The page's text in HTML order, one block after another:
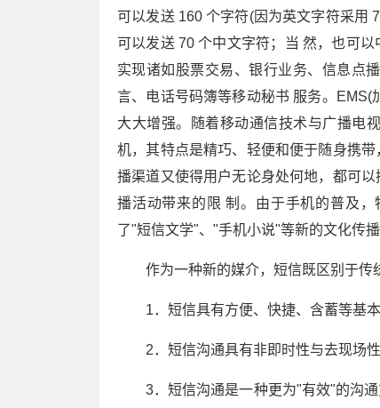
可以发送 160 个字符(因为英文字符采用
可以发送 70 个中文字符；当 然，也可
实现诸如股票交易、银行业务、信息点
言、电话号码簿等移动秘书 服务。
大大增强。随着移动通信技术与广播电
机，其特点是精巧、轻便和便于随身携
播渠道又使得用户无论身处何地，都可
播活动带来的限 制。由于手机的普及
了"短信文学"、"手机小说"等新的文化传播
作为一种新的媒介，短信既区别于传
1．短信具有方便、快捷、含蓄等基本
2．短信沟通具有非即时性与去现场性
3．短信沟通是一种更为"有效"的沟